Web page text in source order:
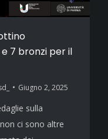
7 bronzi per il
Giugno 2, 2025
sulla
ci sono altre